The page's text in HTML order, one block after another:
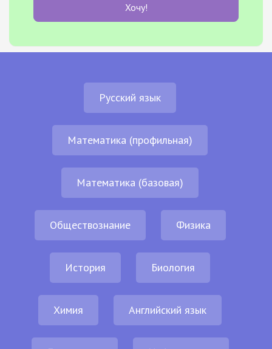
Хочу!
Русский язык
Математика (профильная)
Математика (базовая)
Обществознание Физика
История Биология
Химия Английский язык